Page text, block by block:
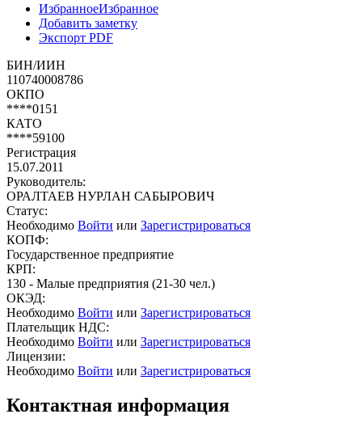
ИзбранноеИзбранное
Добавить заметку
Экспорт PDF
БИН/ИИН
110740008786
ОКПО
****0151
КАТО
****59100
Регистрация
15.07.2011
Руководитель:
ОРАЛТАЕВ НУРЛАН САБЫРОВИЧ
Статус:
Необходимо Войти или Зарегистрироваться
КОПФ:
Государственное предприятие
КРП:
130 - Малые предприятия (21-30 чел.)
ОКЭД:
Необходимо Войти или Зарегистрироваться
Плательщик НДС:
Необходимо Войти или Зарегистрироваться
Лицензии:
Необходимо Войти или Зарегистрироваться
Контактная информация